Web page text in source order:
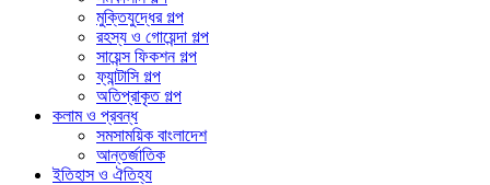
মুক্তিযুদ্ধের গল্প
রহস্য ও গোয়েন্দা গল্প
সায়েন্স ফিকশন গল্প
ফ্যান্টাসি গল্প
অতিপ্রাকৃত গল্প
কলাম ও প্রবন্ধ
সমসাময়িক বাংলাদেশ
আন্তর্জাতিক
ইতিহাস ও ঐতিহ্য